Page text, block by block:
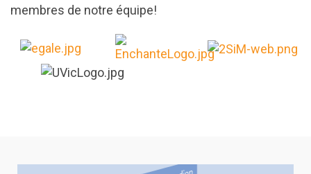
membres de notre équipe!